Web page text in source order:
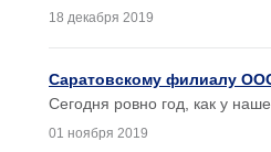
18 декабря 2019
Саратовскому филиалу
Сегодня ровно год, как у
01 ноября 2019